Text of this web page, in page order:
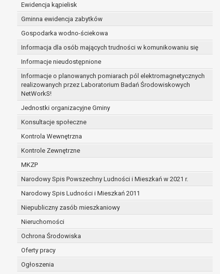
Ewidencja kąpielisk
Gminna ewidencja zabytków
Gospodarka wodno-ściekowa
Informacja dla osób mających trudności w komunikowaniu się
Informacje nieudostępnione
Informacje o planowanych pomiarach pól elektromagnetycznych
realizowanych przez Laboratorium Badań Środowiskowych
NetWorkS!
Jednostki organizacyjne Gminy
Konsultacje społeczne
Kontrola Wewnętrzna
Kontrole Zewnętrzne
MKZP
Narodowy Spis Powszechny Ludności i Mieszkań w 2021 r.
Narodowy Spis Ludności i Mieszkań 2011
Niepubliczny zasób mieszkaniowy
Nieruchomości
Ochrona Środowiska
Oferty pracy
Ogłoszenia
W przypadku, gdy dane osobowe przetwarzane są
w celu zawarcia i realizacji umowy przetwarzanie
odbywa się przez okres niezbędny do realizacji
zawartej umowy, a po tym czasie w zakresie
wymaganym przez przepisy prawa lub dla
zabezpieczenia ewentualnych roszczeń, a w
przypadku wyrażenia zgody na przetwarzanie
danych po zakończeniu i rozliczeniu umowy, do
czasu wycofania tej zgody.
Ponadto w przypadku umów o dofinansowanie
dane osobowe od momentu pozyskania
przechowywane są przez okres wynikający z
umowy o dofinansowanie zawartej między
beneficjentem a określoną instytucją, trwałości
danego projektu i konieczności zachowania
dokumentacji projektu do celów kontrolnych.
W związku z przetwarzaniem przez
administratora danych osobowych przysługuje
Pani/Panu:
prawo dostępu do treści danych oraz
otrzymywania ich kopii na podstawie art. 15
RODO;
podstawie art. 16 RODO,